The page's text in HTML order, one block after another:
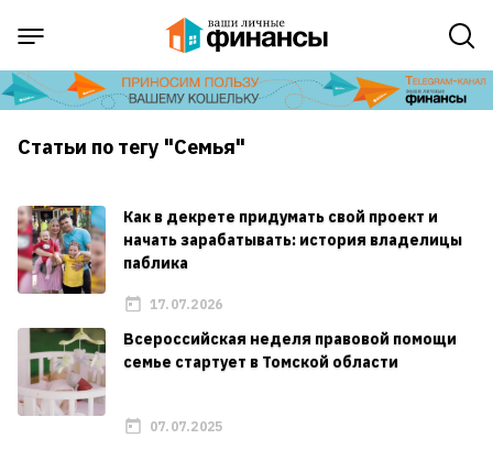
Статьи по тегу "Семья"
Как в декрете придумать свой проект и
начать зарабатывать: история владелицы
паблика
17.07.2026
Всероссийская неделя правовой помощи
семье стартует в Томской области
07.07.2025